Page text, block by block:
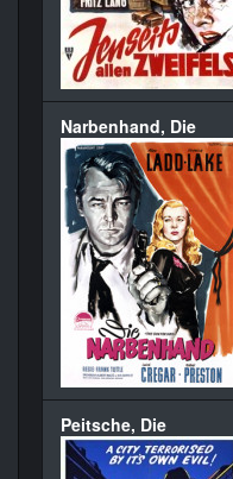
Narbenhand, Die
Peitsche, Die